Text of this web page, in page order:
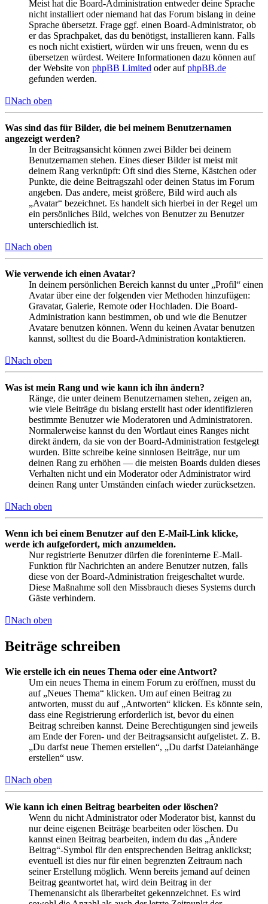
Meist hat die Board-Administration entweder deine Sprache
nicht installiert oder niemand hat das Forum bislang in deine
Sprache übersetzt. Frage ggf. einen Board-Administrator, ob
er das Sprachpaket, das du benötigst, installieren kann. Falls
es noch nicht existiert, würden wir uns freuen, wenn du es
übersetzen würdest. Weitere Informationen dazu können auf
der Website von phpBB Limited oder aufphpBB.de
gefunden werden.
Nach oben
Was sind das für Bilder, die bei meinem Benutzernamen
angezeigt werden?
In der Beitragsansicht können zwei Bilder bei deinem
Benutzernamen stehen. Eines dieser Bilder ist meist mit
deinem Rang verknüpft: Oft sind dies Sterne, Kästchen oder
Punkte, die deine Beitragszahl oder deinen Status im Forum
angeben. Das andere, meist größere, Bild wird auch als
„Avatar“ bezeichnet. Es handelt sich hierbei in der Regel um
ein persönliches Bild, welches von Benutzer zu Benutzer
unterschiedlich ist.
Nach oben
Wie verwende ich einen Avatar?
In deinem persönlichen Bereich kannst du unter „Profil“ einen
Avatar über eine der folgenden vier Methoden hinzufügen:
Gravatar, Galerie, Remote oder Hochladen. Die Board-
Administration kann bestimmen, ob und wie die Benutzer
Avatare benutzen können. Wenn du keinen Avatar benutzen
kannst, solltest du die Board-Administration kontaktieren.
Nach oben
Was ist mein Rang und wie kann ich ihn ändern?
Ränge, die unter deinem Benutzernamen stehen, zeigen an,
wie viele Beiträge du bislang erstellt hast oder identifizieren
bestimmte Benutzer wie Moderatoren und Administratoren.
Normalerweise kannst du den Wortlaut eines Ranges nicht
direkt ändern, da sie von der Board-Administration festgelegt
wurden. Bitte schreibe keine sinnlosen Beiträge, nur um
deinen Rang zu erhöhen — die meisten Boards dulden dieses
Verhalten nicht und ein Moderator oder Administrator wird
deinen Rang unter Umständen einfach wieder zurücksetzen.
Nach oben
Wenn ich bei einem Benutzer auf den E-Mail-Link klicke,
werde ich aufgefordert, mich anzumelden.
Nur registrierte Benutzer dürfen die foreninterne E-Mail-
Funktion für Nachrichten an andere Benutzer nutzen, falls
diese von der Board-Administration freigeschaltet wurde.
Diese Maßnahme soll den Missbrauch dieses Systems durch
Gäste verhindern.
Nach oben
Beiträge schreiben
Wie erstelle ich ein neues Thema oder eine Antwort?
Um ein neues Thema in einem Forum zu eröffnen, musst du
auf „Neues Thema“ klicken. Um auf einen Beitrag zu
antworten, musst du auf „Antworten“ klicken. Es könnte sein,
dass eine Registrierung erforderlich ist, bevor du einen
Beitrag schreiben kannst. Deine Berechtigungen sind jeweils
am Ende der Foren- und der Beitragsansicht aufgelistet. Z. B.
„Du darfst neue Themen erstellen“, „Du darfst Dateianhänge
erstellen“ usw.
Nach oben
Wie kann ich einen Beitrag bearbeiten oder löschen?
Wenn du nicht Administrator oder Moderator bist, kannst du
nur deine eigenen Beiträge bearbeiten oder löschen. Du
kannst einen Beitrag bearbeiten, indem du das „Ändere
Beitrag“-Symbol für den entsprechenden Beitrag anklickst;
eventuell ist dies nur für einen begrenzten Zeitraum nach
seiner Erstellung möglich. Wenn bereits jemand auf deinen
Beitrag geantwortet hat, wird dein Beitrag in der
Themenansicht als überarbeitet gekennzeichnet. Es wird